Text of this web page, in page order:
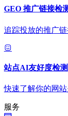
GEO 推广链接检
追踪投放的推广
站点AI友好度检测
快速了解你的网
服务